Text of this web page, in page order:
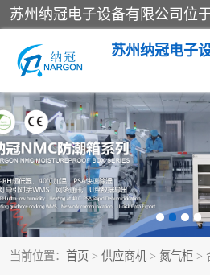
苏州纳冠电子
当前位置： 首页 > 供应商机 > 氮气柜 >
电子防潮箱
智能料架